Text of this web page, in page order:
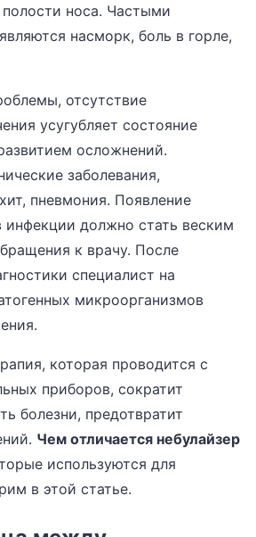
полости носа. Частыми
насморк, боль в горле,
отсутствие
усугубляет состояние
осложнений.
заболевания,
пневмония. Появление
инфекции должно стать веским
к врачу. После
специалист на
микроорганизмов
которая проводится с
приборов, сократит
болезни, предотвратит
Чем отличается небулайзер
используются для
в этой статье.